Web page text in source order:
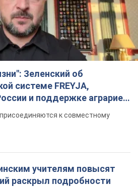
Зеленский об
системе FREYJA,
и поддержке аграриев.
к совместному
учителям повысят
раскрыл подробности